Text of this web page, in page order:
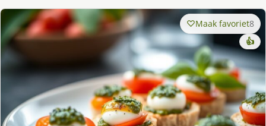
Maak favoriet8
👍